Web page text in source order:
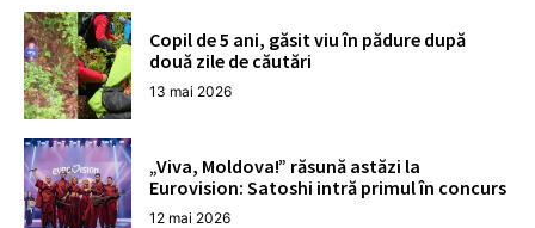
Copil de 5 ani, găsit viu în pădure după
două zile de căutări
13 mai 2026
„Viva, Moldova!” răsună astăzi la
Eurovision: Satoshi intră primul în concurs
12 mai 2026